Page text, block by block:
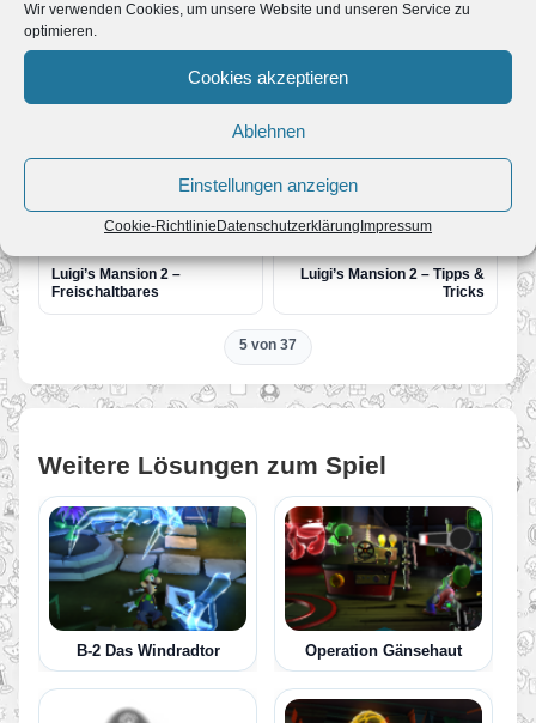
Wir verwenden Cookies, um unsere Website und unseren Service zu
optimieren.
Cookies akzeptieren
Ablehnen
Einstellungen anzeigen
Cookie-Richtlinie Datenschutzerklärung Impressum
ERFAHRE MEHR ZUM SPIEL
Luigi’s Mansion 2
Luigi’s Mansion 2
Alle Guides
Luigi’s Mansion 2 –
Freischaltbares
Luigi’s Mansion 2 – Tipps &
Tricks
5 von 37
Weitere Lösungen zum Spiel
B-2 Das Windradtor Operation Gänsehaut